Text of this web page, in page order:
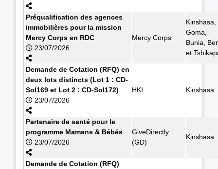
Préqualification des agences
immobilières pour la mission
Mercy Corps en RDC
23/07/2026
Mercy Corps
Kinshasa,
Goma,
Bunia,
et
Demande de Cotation (RFQ) en
deux lots distincts (Lot 1 : CD-
Sol169 et Lot 2 : CD-Sol172)
23/07/2026
HKI Kinshasa
Partenaire de santé pour le
programme Mamans & Bébés
23/07/2026
GiveDirectly
(GD)
Kinshasa
Demande de Cotation (RFQ)